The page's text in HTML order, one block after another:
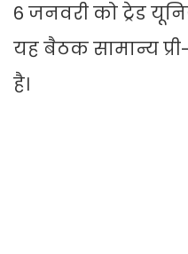
6 जनवरी को ट्रेड
यह बैठक सामान्य
है।